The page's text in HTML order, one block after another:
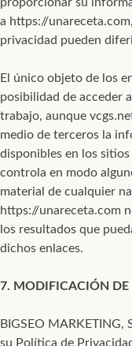
proporcionar su
a https://
privacidad pueden
El único objeto de los
posibilidad de acceder
trabajo, aunque
medio de terceros la
disponibles en los
controla en modo
material de cualquier
https://unareceta.com
los resultados que
dichos enlaces.
7. MODIFICACIÓN DE
BIGSEO MARKETING,
su Política de